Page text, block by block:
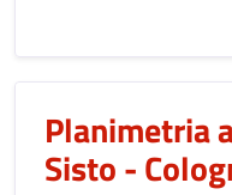
Planimetria
Sisto -